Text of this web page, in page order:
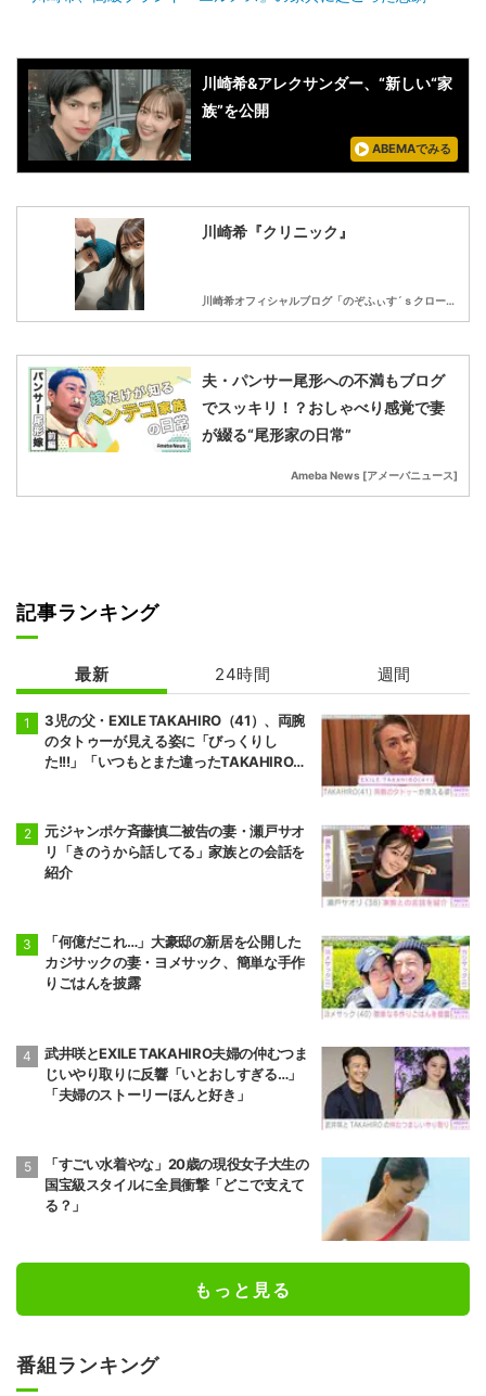
川崎希&アレクサンダー、“新しい“家
族”を公開
ABEMAでみる
川崎希『クリニック』
川崎希オフィシャルブログ「のぞふぃす´ｓクローゼット」by Ameba
夫・パンサー尾形への不満もブログ
でスッキリ！？おしゃべり感覚で妻
が綴る“尾形家の日常”
Ameba News [アメーバニュース]
記事ランキング
最新 24時間 週間
3児の父・EXILE TAKAHIRO（41）、両腕
のタトゥーが見える姿に「びっくりし
た!!!」「いつもとまた違ったTAKAHIROさ
元ジャンポケ斉藤慎二被告の妻・瀬戸サオ
リ「きのうから話してる」家族との会話を
紹介
「何億だこれ…」大豪邸の新居を公開した
カジサックの妻・ヨメサック、簡単な手作
りごはんを披露
武井咲とEXILE TAKAHIRO夫婦の仲むつま
じいやり取りに反響「いとおしすぎる…」
「夫婦のストーリーほんと好き」
「すごい水着やな」20歳の現役女子大生の
国宝級スタイルに全員衝撃「どこで支えて
る？」
もっと見る
番組ランキング